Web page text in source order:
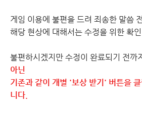
게임 이용에 불편을 드려 죄송한 말씀
해당 현상에 대해서는 수정을 위한 확
불편하시겠지만 수정이 완료되기 전까지
아닌
기존과 같이 개별 '보상 받기' 버튼을
니다.